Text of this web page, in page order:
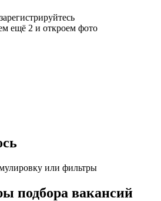
ещё 2 и откроем фото
или фильтры
подбора вакансий